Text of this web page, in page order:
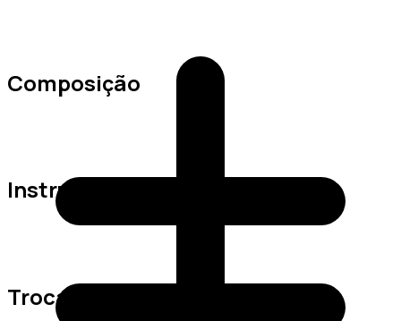
Composição
Instruções de Lavagem
Trocas e Devoluções